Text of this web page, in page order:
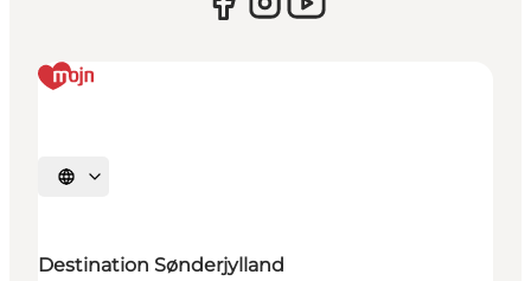
Vælg sprog
Destination Sønderjylland